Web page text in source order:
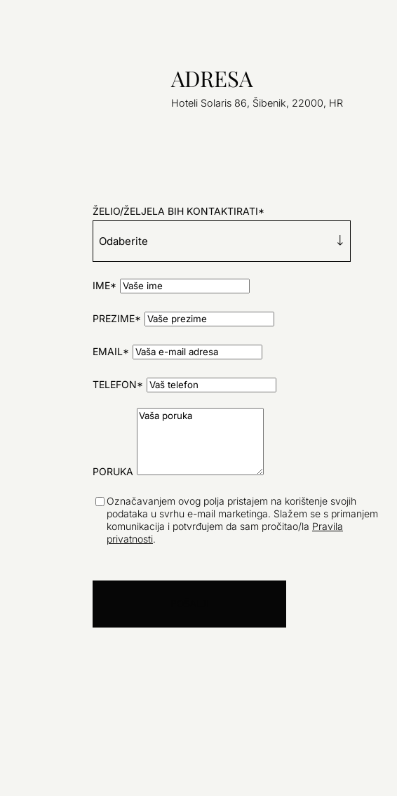
ADRESA
Hoteli Solaris 86, Šibenik, 22000, HR
ŽELIO/ŽELJELA BIH KONTAKTIRATI*
IME*
PREZIME*
EMAIL*
TELEFON*
PORUKA
Označavanjem ovog polja pristajem na korištenje svojih
podataka u svrhu e-mail marketinga. Slažem se s primanjem
komunikacija i potvrđujem da sam pročitao/la Pravila
privatnosti.